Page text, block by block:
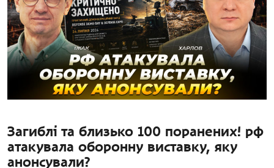
Загиблі та близько 100 поранених! рф
атакувала оборонну виставку, яку
анонсували?